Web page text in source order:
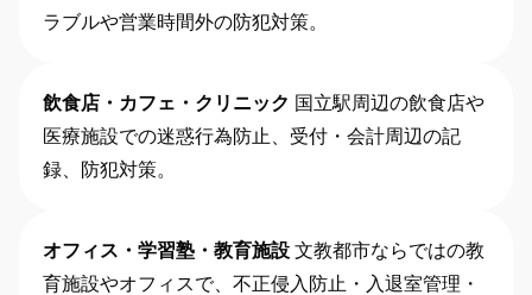
ラブルや営業時間外の防犯対策。
飲食店・カフェ・クリニック 国立駅周辺の飲食店や
医療施設での迷惑行為防止、受付・会計周辺の記
録、防犯対策。
オフィス・学習塾・教育施設 文教都市ならではの教
育施設やオフィスで、不正侵入防止・入退室管理・